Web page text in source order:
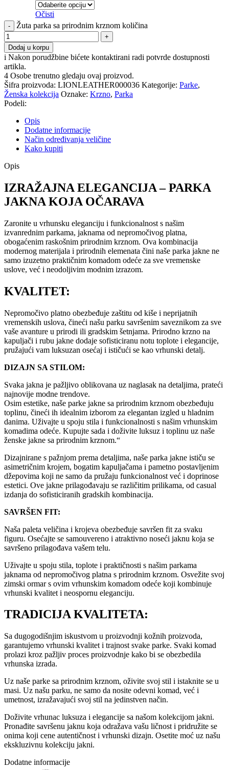
Očisti
Žuta parka sa prirodnim krznom količina
Dodaj u korpu
i Nakon porudžbine bićete kontaktirani radi potvrde dostupnosti
artikla.
4 Osobe trenutno gledaju ovaj proizvod.
Šifra proizvoda: LIONLEATHER000036 Kategorije: Parke,
Ženska kolekcija Oznake: Krzno, Parka
Podeli:
Opis
Dodatne informacije
Način određivanja veličine
Kako kupiti
Opis
IZRAŽAJNA ELEGANCIJA – PARKA
JAKNA KOJA OČARAVA
Zaronite u vrhunsku eleganciju i funkcionalnost s našim
izvanrednim parkama, jaknama od nepromočivog platna,
obogaćenim raskošnim prirodnim krznom. Ova kombinacija
modernog materijala i prirodnih elemenata čini naše parka jakne ne
samo izuzetno praktičnim komadom odeće za sve vremenske
uslove, već i neodoljivim modnim izrazom.
KVALITET:
Nepromočivo platno obezbeđuje zaštitu od kiše i neprijatnih
vremenskih uslova, čineći našu parku savršenim saveznikom za sve
vaše avanture u prirodi ili gradskim šetnjama. Prirodno krzno na
kapuljači i rubu jakne dodaje sofisticiranu notu toplote i elegancije,
pružajući vam luksuzan osećaj i ističući se kao vrhunski detalj.
DIZAJN SA STILOM:
Svaka jakna je pažljivo oblikovana uz naglasak na detaljima, prateći
najnovije modne trendove.
Osim estetike, naše parke jakne sa prirodnim krznom obezbeđuju
toplinu, čineći ih idealnim izborom za elegantan izgled u hladnim
danima. Uživajte u spoju stila i funkcionalnosti s našim vrhunskim
komadima odeće. Kupujte sada i doživite luksuz i toplinu uz naše
ženske jakne sa prirodnim krznom.“
Dizajnirane s pažnjom prema detaljima, naše parka jakne ističu se
asimetričnim krojem, bogatim kapuljačama i pametno postavljenim
džepovima koji ne samo da pružaju funkcionalnost već i doprinose
estetici. Ove jakne prilagođavaju se različitim prilikama, od casual
izdanja do sofisticiranih gradskih kombinacija.
SAVRŠEN FIT:
Naša paleta veličina i krojeva obezbeđuje savršen fit za svaku
figuru. Osećajte se samouvereno i atraktivno noseći jaknu koja se
savršeno prilagođava vašem telu.
Uživajte u spoju stila, toplote i praktičnosti s našim parkama
jaknama od nepromočivog platna s prirodnim krznom. Osvežite svoj
zimski ormar s ovim vrhunskim komadom odeće koji kombinuje
vrhunski kvalitet i neospornu eleganciju.
TRADICIJA KVALITETA:
Sa dugogodišnjim iskustvom u proizvodnji kožnih proizvoda,
garantujemo vrhunski kvalitet i trajnost svake parke. Svaki komad
prolazi kroz pažljiv proces proizvodnje kako bi se obezbedila
vrhunska izrada.
Uz naše parke sa prirodnim krznom, oživite svoj stil i istaknite se u
masi. Uz našu parku, ne samo da nosite odevni komad, već i
umetnost, izražavajući svoj stil na jedinstven način.
Doživite vrhunac luksuza i elegancije sa našom kolekcijom jakni.
Pronađite savršenu jaknu koja odražava vašu ličnost i pridružite se
onima koji cene autentičnost i vrhunski dizajn. Osetite moć uz našu
ekskluzivnu kolekciju jakni.
Dodatne informacije